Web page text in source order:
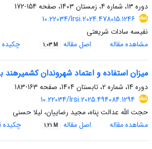
دوره 13، شماره 4، زمستان 1403، صفحه
154-172
10.22034/lrsi.2024.478015.1246
نفیسه سادات شریعتی
مشاهده مقاله
اصل مقاله 1.03 M چکیده
میزان استفاده و اعتماد شهروندان
دوره 14، شماره 2، تابستان 1404، صفحه
163-183
10.22034/lrsi.2025.494084.1294
حجت الله عدالت پناه، مجید رضاییان، لیلا حسنی
مشاهده مقاله
اصل مقاله 1.21 M چکیده